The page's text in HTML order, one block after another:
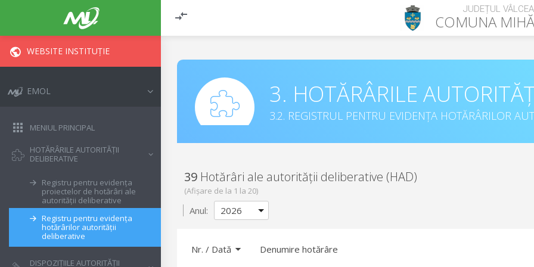
JUDEȚUL VÂLCEA
COMUNA
WEBSITE INSTITUȚIE
EMOL
MENIUL PRINCIPAL
HOTĂRÂRILE AUTORITĂȚII
DELIBERATIVE
Registru pentru evidența
proiectelor de hotărâri ale
autorității deliberative
Registru pentru evidența
hotărârilor autorității
deliberative
DISPOZIȚIILE AUTORITĂȚII
3. HOTĂRÂRILE
3.2. REGISTRUL PENTRU EVIDENȚA HOTĂRÂRILOR
39 Hotărâri ale autorității deliberative (HAD)
(Afișare de la 1 la 20)
Anul:
Nr. / Dată Denumire hotărâre